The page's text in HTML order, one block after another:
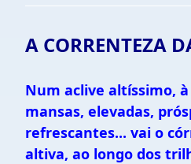
A CORRENTEZA
Num aclive altíssimo,
mansas, elevadas,
refrescantes... vai o
altiva, ao longo dos